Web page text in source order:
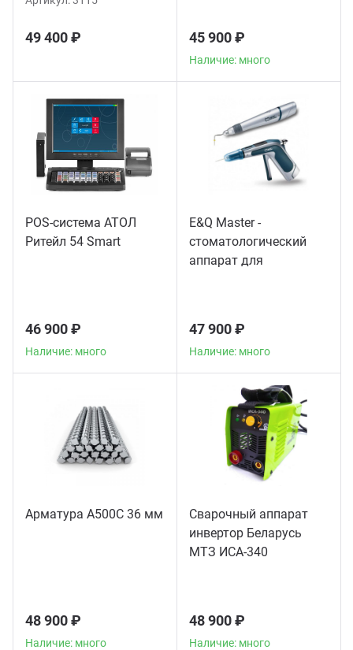
49 400 ₽ 45 900 ₽
Наличие: много
POS-система АТОЛ
Ритейл 54 Smart
46 900 ₽
Наличие: много
E&Q Master -
стоматологический
аппарат для
47 900 ₽
Наличие: много
Арматура А500С 36 мм
48 900 ₽
Наличие: много
Сварочный аппарат
инвертор Беларусь
МТЗ ИСА-340
48 900 ₽
Наличие: много